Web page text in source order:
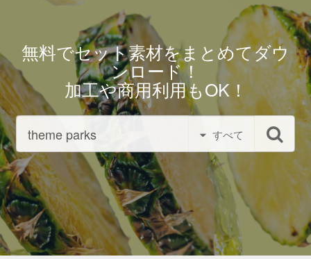
無料でセット素材をまとめてダウ
ンロード！
加工や商用利用もOK！
すべて